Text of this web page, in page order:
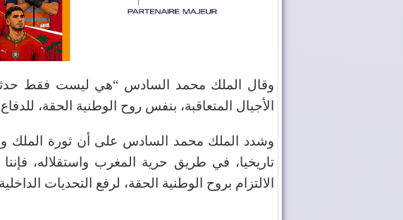
وقال الملك محمد السادس “هي ليست فقط حدثا
الأجيال المتعاقبة، بنفس روح الوطنية الحقة،
وشدد الملك محمد السادس على أن ثورة الملك
تاريخيا، في طريق حرية المغرب واستقلاله،
الالتزام بروح الوطنية الحقة، لرفع التحديات